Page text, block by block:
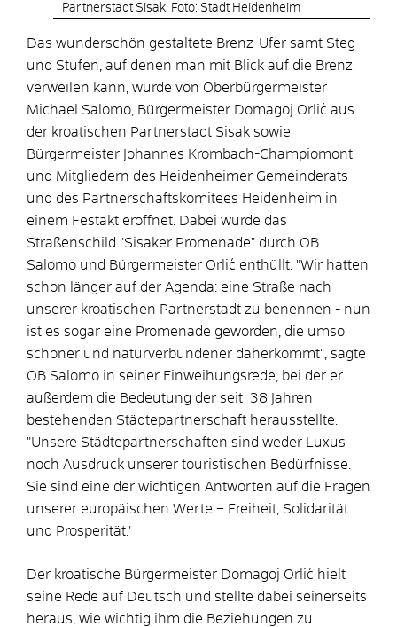
Partnerstadt Sisak; Foto: Stadt Heidenheim
Das wunderschön gestaltete Brenz-Ufer samt Steg
und Stufen, auf denen man mit Blick auf die Brenz
verweilen kann, wurde von Oberbürgermeister
Michael Salomo, Bürgermeister Domagoj Orlić aus
der kroatischen Partnerstadt Sisak sowie
Bürgermeister Johannes Krombach-Champiomont
und Mitgliedern des Heidenheimer Gemeinderats
und des Partnerschaftskomitees Heidenheim in
einem Festakt eröffnet. Dabei wurde das
Straßenschild "Sisaker Promenade" durch OB
Salomo und Bürgermeister Orlić enthüllt. "Wir hatten
schon länger auf der Agenda: eine Straße nach
unserer kroatischen Partnerstadt zu benennen - nun
ist es sogar eine Promenade geworden, die umso
schöner und naturverbundener daherkommt", sagte
OB Salomo in seiner Einweihungsrede, bei der er
außerdem die Bedeutung der seit 38 Jahren
bestehenden Städtepartnerschaft herausstellte.
"Unsere Städtepartnerschaften sind weder Luxus
noch Ausdruck unserer touristischen Bedürfnisse.
Sie sind eine der wichtigen Antworten auf die Fragen
unserer europäischen Werte – Freiheit, Solidarität
und Prosperität."
Der kroatische Bürgermeister Domagoj Orlić hielt
seine Rede auf Deutsch und stellte dabei seinerseits
heraus, wie wichtig ihm die Beziehungen zu